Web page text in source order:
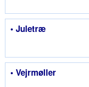
• Juletræ
• Vejrmøller